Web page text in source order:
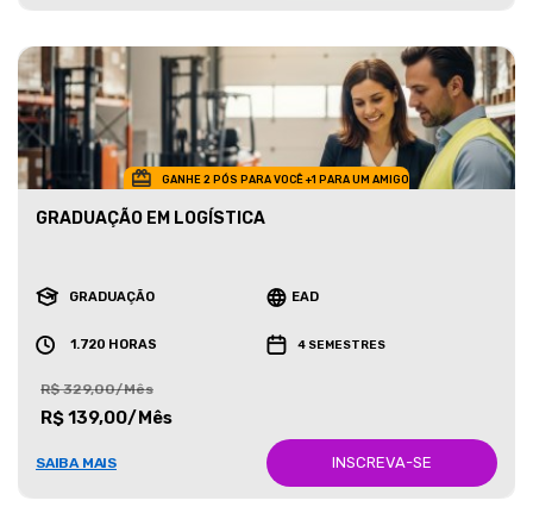
GANHE 2 PÓS PARA VOCÊ +1 PARA UM AMIGO
GRADUAÇÃO EM LOGÍSTICA
GRADUAÇÃO EAD
1.720 HORAS 4 SEMESTRES
R$ 329,00/Mês
R$ 139,00/Mês
SAIBA MAIS INSCREVA-SE